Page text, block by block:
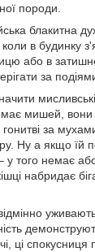
породи.
блакитна
в будинку
або в
за
мисливські
мишей, вони
гонитві за
Ну а якщо їй
у того немає
набридає
відмінно
ці